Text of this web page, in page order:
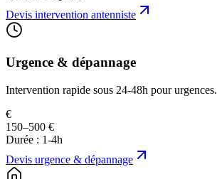
Devis intervention antenniste
Urgence & dépannage
Intervention rapide sous 24-48h pour urgences.
€
150–500 €
Durée : 1-4h
Devis urgence & dépannage